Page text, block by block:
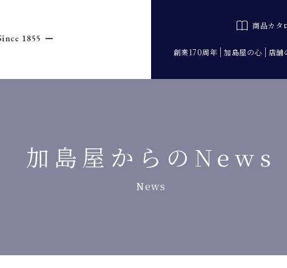
商品カタ
創業170周年 加島屋の心 店舗
加島屋からのNews
News